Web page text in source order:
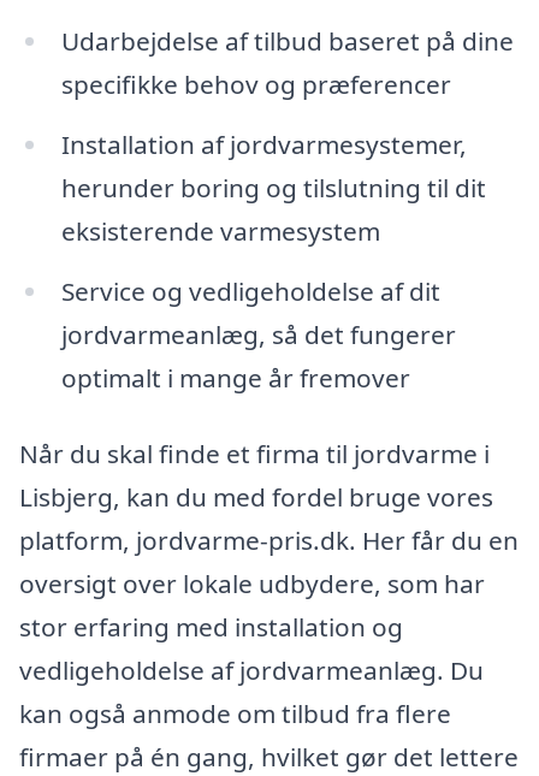
Udarbejdelse af tilbud baseret på dine
specifikke behov og præferencer
Installation af jordvarmesystemer,
herunder boring og tilslutning til dit
eksisterende varmesystem
Service og vedligeholdelse af dit
jordvarmeanlæg, så det fungerer
optimalt i mange år fremover
Når du skal finde et firma til jordvarme i
Lisbjerg, kan du med fordel bruge vores
platform, jordvarme-pris.dk. Her får du en
oversigt over lokale udbydere, som har
stor erfaring med installation og
vedligeholdelse af jordvarmeanlæg. Du
kan også anmode om tilbud fra flere
firmaer på én gang, hvilket gør det lettere